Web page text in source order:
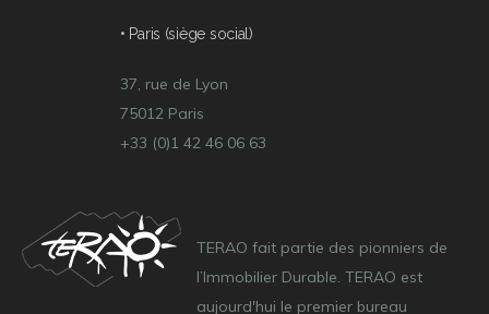
• Paris (siège social)
37, rue de Lyon
75012 Paris
+33 (0)1 42 46 06 63
TERAO fait partie des pionniers de
l’Immobilier Durable. TERAO est
aujourd'hui le premier bureau